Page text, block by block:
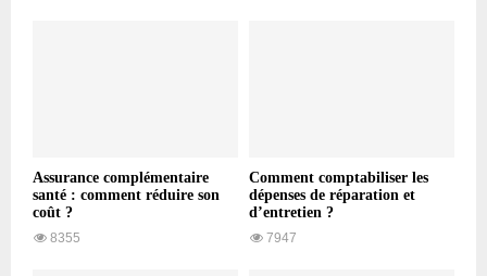
Assurance complémentaire
santé : comment réduire son
coût ?
8355
Comment comptabiliser les
dépenses de réparation et
d’entretien ?
7947